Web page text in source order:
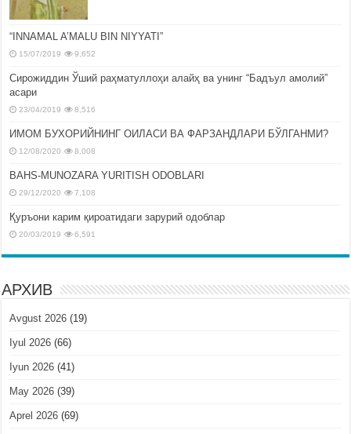
“INNAMAL A’MALU BIN NIYYATI”
15/07/2019 9,652
Сирожиддин Ўший раҳматуллоҳи алайҳ ва унинг “Бадъул амолий”
асари
23/04/2019 8,516
ИМОМ БУХОРИЙНИНГ ОИЛАСИ ВА ФАРЗАНДЛАРИ БЎЛГАНМИ?
12/08/2020 8,008
BAHS-MUNOZARA YURITISH ODOBLARI
29/12/2020 7,108
Қуръони карим қироатидаги зарурий одоблар
20/03/2019 6,591
АРХИВ
Avgust 2026 (19)
Iyul 2026 (66)
Iyun 2026 (41)
May 2026 (39)
Aprel 2026 (69)